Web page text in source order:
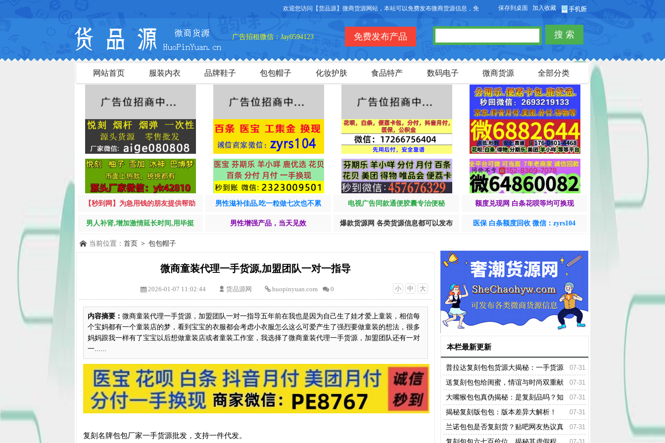
欢迎您访问【货品源】微商货源网站，本站可以免费发布微商货源信息，免费发布供求信息，也可以免费发布淘宝客商品信息。
保存到桌面 加入收藏
广告招租微信：Jay0594123 搜 索
免费发布产品
网站首页 服装内衣 品牌鞋子 包包帽子 化妆护肤 食品特产 数码电子 微商货源 全部分类
【秒到网】为急用钱的朋友提供帮助 男性滋补佳品,吃一粒做七次也不累 电视广告同款通便胶囊专治便秘 额度兑现网 白条花呗等均可换现
男人补肾,增加激情延长时间,用毕挺 男性增强产品，当天见效 爆款货源网 各类货源信息都可以发布 医保 白条额度回收 微信：zyrs104
当前位置： 首页 > 包包帽子
微商童装代理一手货源,加盟团队一对一指导
小 中 大
2026-01-07 11:02:44 货品源网 huopinyuan.com 0
内容摘要： 微商童装代理一手货源，加盟团队一对一指导五年前在我也是因为自己生了娃才爱上童装，相信每
个宝妈都有一个童装店的梦，看到宝宝的衣服都会考虑小衣服怎么这么可爱产生了强烈要做童装的想法，很多
妈妈跟我一样有了宝宝以后想做童装店或者童装工作室，我选择了微商童装代理一手货源，加盟团队还有一对
一......
复刻名牌包包厂家一手货源批发，支持一件代发。
本栏最新更新
07-31
普拉达复刻包包货源大揭秘：一手货源
渠道火热出炉！ 07-31
送复刻包包给闺蜜，情谊与时尚双重献
礼！ 07-31
大嘴猴包包真伪揭秘：是复刻品吗？知
乎热议解读！ 07-31
揭秘复刻版包包：版本差异大解析！
07-31
兰诺包包是否复刻货？贴吧网友热议真
相揭晓！
复刻包包六七百价位，揭秘其虚假程